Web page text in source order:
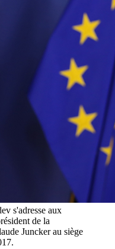
s'adresse aux
de la
Juncker au siège